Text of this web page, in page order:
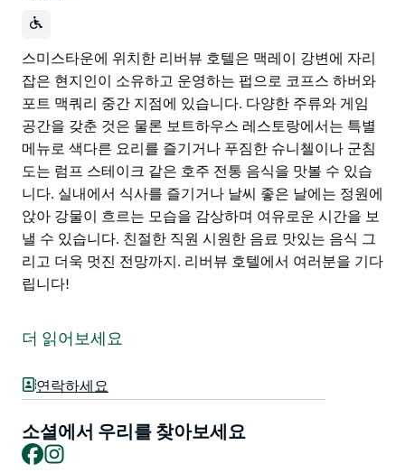
스미스타운에 위치한 리버뷰 호텔은 맥레이 강변에 자리
잡은 현지인이 소유하고 운영하는 펍으로 코프스 하버와
포트 맥쿼리 중간 지점에 있습니다. 다양한 주류와 게임
공간을 갖춘 것은 물론 보트하우스 레스토랑에서는 특별
메뉴로 색다른 요리를 즐기거나 푸짐한 슈니첼이나 군침
도는 럼프 스테이크 같은 호주 전통 음식을 맛볼 수 있습
니다. 실내에서 식사를 즐기거나 날씨 좋은 날에는 정원에
앉아 강물이 흐르는 모습을 감상하며 여유로운 시간을 보
낼 수 있습니다. 친절한 직원 시원한 음료 맛있는 음식 그
리고 더욱 멋진 전망까지. 리버뷰 호텔에서 여러분을 기다
립니다!
잡은 현지인이 소유하고 운영하는 펍으로 코프스 하버와
공간을 갖춘 것은 물론 보트하우스 레스토랑에서는 특별
메뉴로 색다른 요리를 즐기거나 푸짐한 슈니첼이나 군침
니다. 실내에서 식사를 즐기거나 날씨 좋은 날에는 정원에
앉아 강물이 흐르는 모습을 감상하며 여유로운 시간을 보
더 읽어보세요
연락하세요
소셜에서 우리를 찾아보세요
Facebook